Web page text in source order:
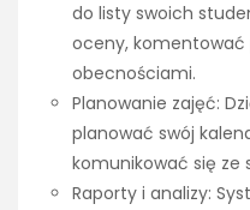
do listy swoich
oceny, komentować
obecnościami.
Planowanie zajęć:
planować swój
komunikować się ze
Raporty i analizy: